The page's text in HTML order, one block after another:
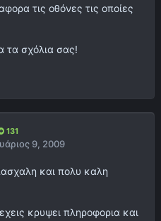
τις οθόνες τις οποίες
τα σχόλια σας!
131
9, 2009
και πολυ καλη
κρυψει πληροφορια και